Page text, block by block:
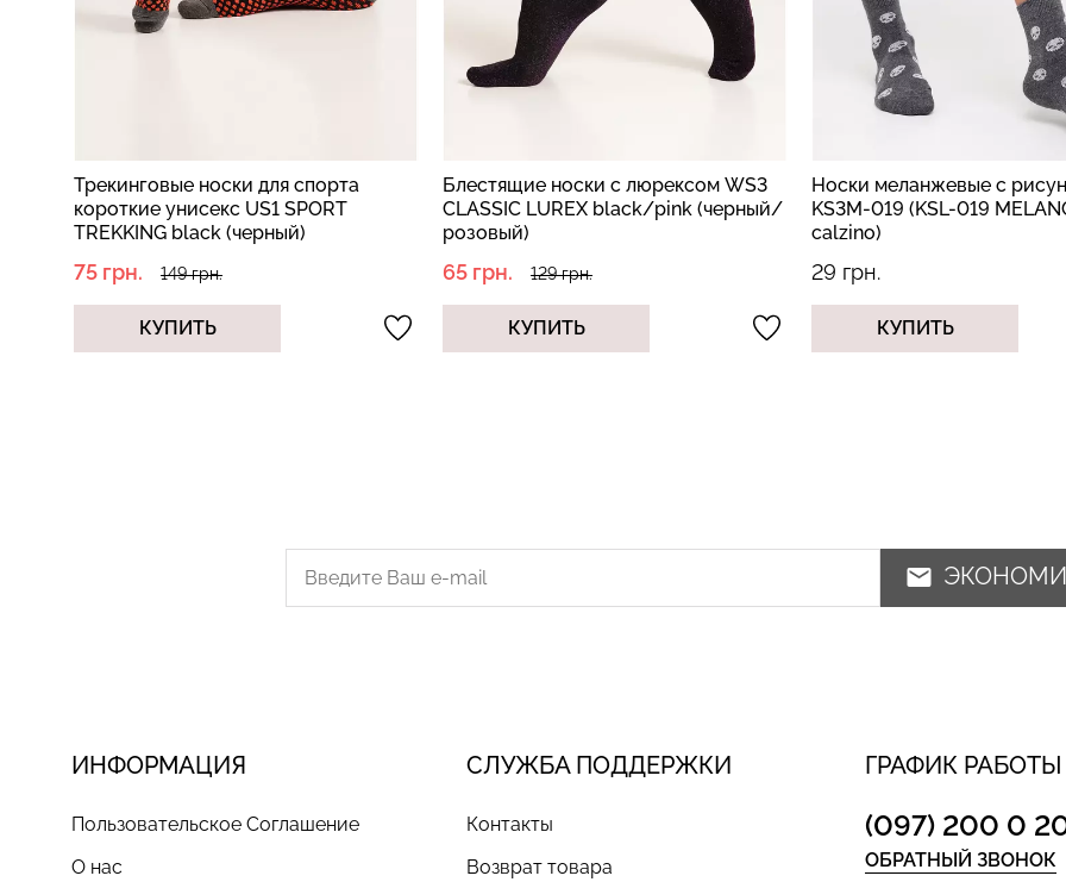
Блестящие носки с люрексом WS3
CLASSIC LUREX black/pink (черный/
розовый)
65 грн. 129 грн.
КУПИТЬ
Носки меланжевые с рисунком
KS3M-019 (KSL-019 MELANGE
calzino)
29 грн.
КУПИТЬ
Женские короткие
WS1 CLASSIC sand/
(бежевый/розовый)
125 грн.
КУПИТЬ
ИНФОРМАЦИЯ
Пользовательское Соглашение
О нас
СЛУЖБА ПОДДЕРЖКИ
Контакты
Возврат товара
ГРАФИК РАБОТЫ
(097) 200 0
ОБРАТНЫЙ ЗВОНОК